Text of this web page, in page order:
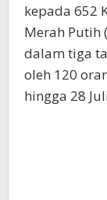
kepada 652
Merah Putih
dalam tiga
oleh 120
hingga 28